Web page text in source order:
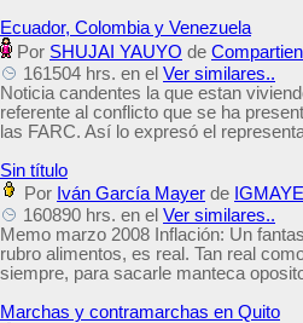
Ecuador, Colombia y Venezuela
Por SHUJAI YAUYO de
161504 hrs. en el Ver similares..
Noticia candentes la que estan
referente al conflicto que se ha
las FARC. Así lo expresó el
Sin título
Por Iván García Mayer de
160890 hrs. en el Ver similares..
Memo marzo 2008 Inflación: Un
rubro alimentos, es real. Tan real
siempre, para sacarle manteca
Marchas y contramarchas en Quito